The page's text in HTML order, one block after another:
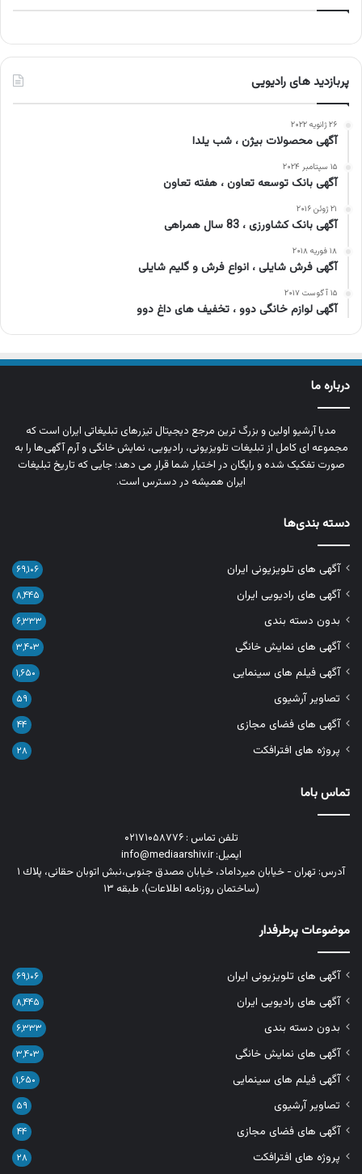
پربازدید های رادیویی
۲۶ ژانویه ۲۰۲۲
آگهی محصولات بیژن ، شب یلدا
۱۵ سپتامبر ۲۰۲۴
آگهی بانک توسعه تعاون ، هفته تعاون
۲۱ ژوئن ۲۰۱۶
آگهی بانک کشاورزی ، 83 سال همراهی
۱۸ فوریه ۲۰۱۸
آگهی فرش شایلی ، انواع فرش و گلیم شایلی
۱۵ آگوست ۲۰۱۷
آگهی لوازم خانگی دوو ، تخفیف های داغ دوو
درباره ما
مدیا آرشیو اولین و بزرگ‌ ترین مرجع دیجیتال تیزرهای تبلیغاتی ایران است که
مجموعه‌ ای کامل از تبلیغات تلویزیونی، رادیویی، نمایش خانگی و آرم‌ آگهی‌ها را به‌
صورت تفکیک‌ شده و رایگان در اختیار شما قرار می‌ دهد؛ جایی که تاریخ تبلیغات
ایران همیشه در دسترس است.
دسته بندی‌ها
آگهی های تلویزیونی ایران ۶۹,۱۰۶
آگهی های رادیویی ایران ۸,۴۴۵
بدون دسته بندی ۶,۳۳۳
آگهی های نمایش خانگی ۳,۴۰۳
آگهی فیلم های سینمایی ۱,۶۵۰
تصاویر آرشیوی ۵۹
آگهی های فضای مجازی ۴۴
پروژه های افترافکت ۲۸
تماس باما
تلفن تماس : ۰۲۱۷۱۰۵۸۷۷۶
ایمیل: info@mediaarshiv.ir
آدرس: تهران - خیابان میرداماد، خیابان مصدق جنوبی،نبش اتوبان حقانی، پلاك ١
(ساختمان روزنامه اطلاعات)، طبقه ۱۳
موضوعات پرطرفدار
آگهی های تلویزیونی ایران ۶۹,۱۰۶
آگهی های رادیویی ایران ۸,۴۴۵
بدون دسته بندی ۶,۳۳۳
آگهی های نمایش خانگی ۳,۴۰۳
آگهی فیلم های سینمایی ۱,۶۵۰
تصاویر آرشیوی ۵۹
آگهی های فضای مجازی ۴۴
پروژه های افترافکت ۲۸